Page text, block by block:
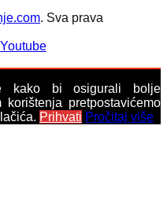
. Sva prava
Youtube
kako bi osigurali bolje
korištenja pretpostavićemo
Prihvati Pročitaj više